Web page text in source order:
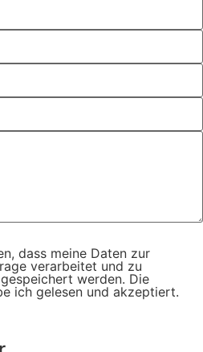
dass meine Daten zur
verarbeitet und zu
werden. Die
ich gelesen und akzeptiert.